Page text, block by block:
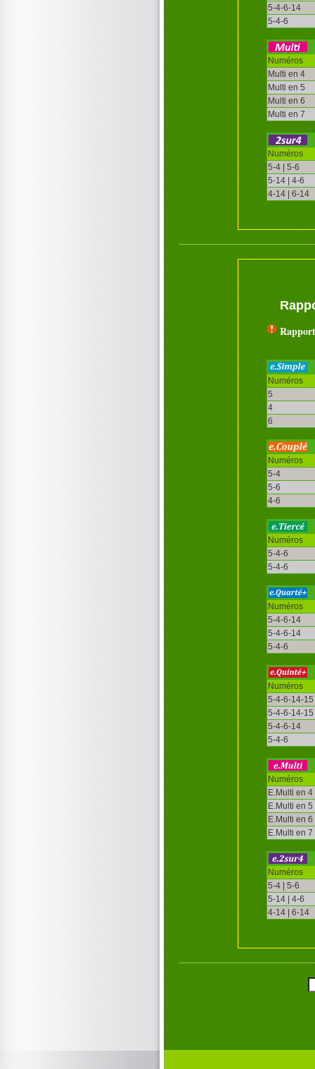
5-4-6-14
5-4-6
Numéros
Multi en 4
Multi en 5
Multi en 6
Multi en 7
Numéros
5-4 | 5-6
5-14 | 4-6
4-14 | 6-14
Numéros
5
4
6
Numéros
5-4
5-6
4-6
Numéros
5-4-6
5-4-6
Numéros
5-4-6-14
5-4-6-14
5-4-6
Numéros
5-4-6-14-15
5-4-6-14-15
5-4-6-14
5-4-6
Numéros
E.Multi en 4
E.Multi en 5
E.Multi en 6
E.Multi en 7
Numéros
5-4 | 5-6
5-14 | 4-6
4-14 | 6-14